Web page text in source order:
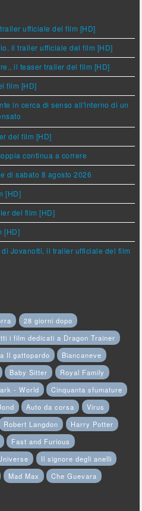
ufficiale del film [HD]
il trailer ufficiale del film [HD]
il teaser trailer del film [HD]
film [HD]
in cerca di senso all'interno di un
del film [HD]
continua a correre
di sabato 8 agosto 2026
[HD]
del film [HD]
[HD]
Jovanotti, il trailer ufficiale del film
28 giorni dopo
i film dedicati a Dragon Trainer
Il gattopardo
Biancaneve
Baby Sitter
Royal Family
- World
Cinquanta sfumature
Auto da corsa
Virus
Robert Langdon
Harry Potter
Fast and Furious
Il signore degli anelli
Mad Max
Che Guevara